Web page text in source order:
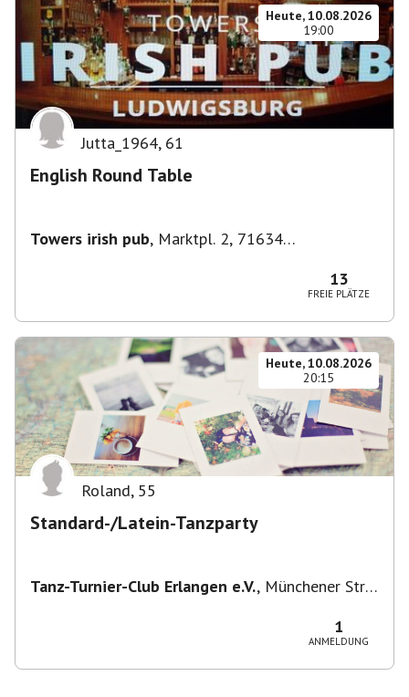
Heute, 10.08.2026
19:00
Jutta_1964, 61
English Round Table
Towers irish pub, Marktpl. 2, 71634
13
FREIE PLÄTZE
Heute, 10.08.2026
20:15
Roland, 55
Standard-/Latein-Tanzparty
Tanz-Turnier-Club Erlangen e.V., Münchener Str.
1
ANMELDUNG